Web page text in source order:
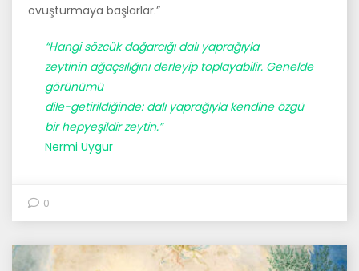
ovuşturmaya başlarlar.”
“Hangi sözcük dağarcığı dalı yaprağıyla
zeytinin ağaçsılığını derleyip toplayabilir. Genelde
görünümü
dile-getirildiğinde: dalı yaprağıyla kendine özgü
bir hepyeşildir zeytin.”
Nermi Uygur
0